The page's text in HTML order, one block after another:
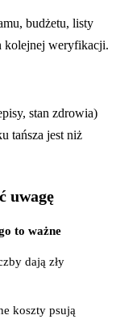
budżetu, listy
kolejnej weryfikacji.
stan zdrowia)
tańsza jest niż
uwagę
to ważne
dają zły
koszty psują